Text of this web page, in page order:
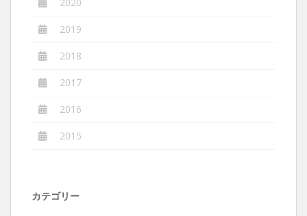
2019
2018
2017
2016
2015
カテゴリー